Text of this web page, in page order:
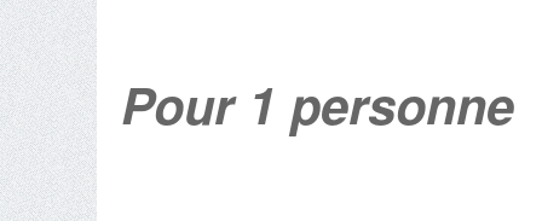
Pour 1 personne